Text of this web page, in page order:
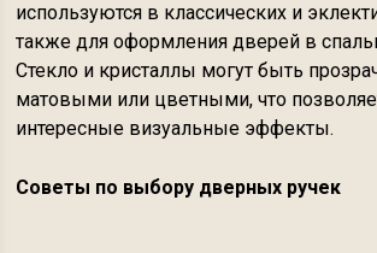
используются в классических и
также для оформления дверей в
Стекло и кристаллы могут быть
матовыми или цветными, что
интересные визуальные эффекты.
Советы по выбору дверных ручек